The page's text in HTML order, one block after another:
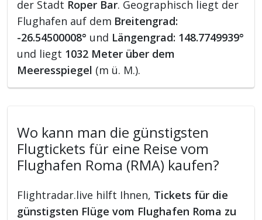
der Stadt Roper Bar. Geographisch liegt der
Flughafen auf dem Breitengrad:
-26.54500008° und Längengrad: 148.7749939°
und liegt 1032 Meter über dem
Meeresspiegel (m ü. M.).
Wo kann man die günstigsten
Flugtickets für eine Reise vom
Flughafen Roma (RMA) kaufen?
Flightradar.live hilft Ihnen, Tickets für die
günstigsten Flüge vom Flughafen Roma zu